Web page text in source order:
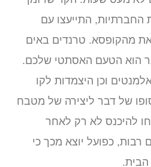
התייעצו עם
טרנדים באים
הטעם האסתטי שלכם.
וכן היצמדות לקו
של דבר ליצירה של מטבח
לא רק לאחר
כפועל יוצא מכך כי